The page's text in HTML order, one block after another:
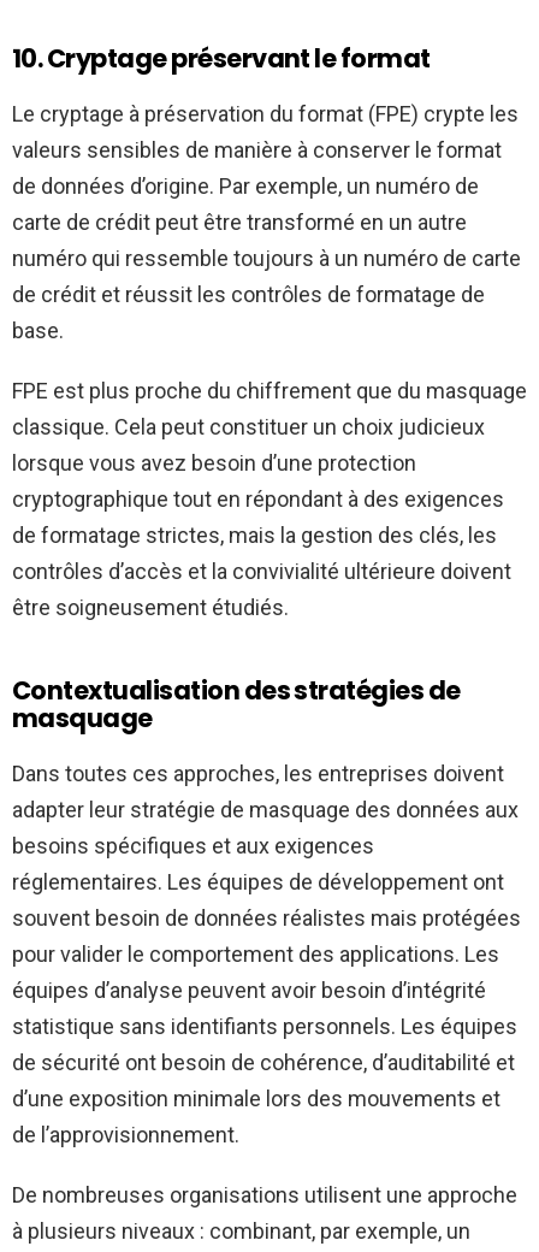
10. Cryptage préservant le format
Le cryptage à préservation du format (FPE) crypte les
valeurs sensibles de manière à conserver le format
de données d’origine. Par exemple, un numéro de
carte de crédit peut être transformé en un autre
numéro qui ressemble toujours à un numéro de carte
de crédit et réussit les contrôles de formatage de
base.
FPE est plus proche du chiffrement que du masquage
classique. Cela peut constituer un choix judicieux
lorsque vous avez besoin d’une protection
cryptographique tout en répondant à des exigences
de formatage strictes, mais la gestion des clés, les
contrôles d’accès et la convivialité ultérieure doivent
être soigneusement étudiés.
Contextualisation des stratégies de
masquage
Dans toutes ces approches, les entreprises doivent
adapter leur stratégie de masquage des données aux
besoins spécifiques et aux exigences
réglementaires. Les équipes de développement ont
souvent besoin de données réalistes mais protégées
pour valider le comportement des applications. Les
équipes d’analyse peuvent avoir besoin d’intégrité
statistique sans identifiants personnels. Les équipes
de sécurité ont besoin de cohérence, d’auditabilité et
d’une exposition minimale lors des mouvements et
de l’approvisionnement.
De nombreuses organisations utilisent une approche
à plusieurs niveaux : combinant, par exemple, un